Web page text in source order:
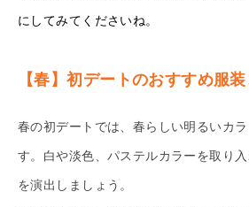
にしてみてくださいね。
【春】初デートのおすすめ服
春の初デートでは、春らしい明るいカ
す。白や淡色、パステルカラーを取り
を演出しましょう。